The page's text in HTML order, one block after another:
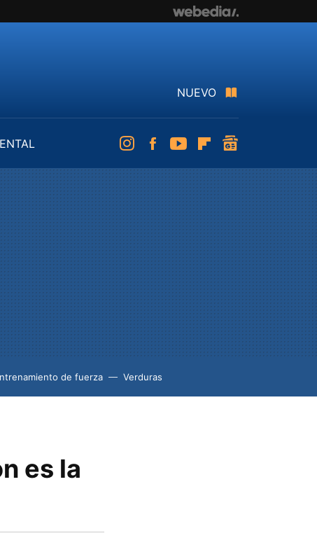
NUEVO
InstagramFacebookYoutubeFlipboard
de fuerza Verduras
es la